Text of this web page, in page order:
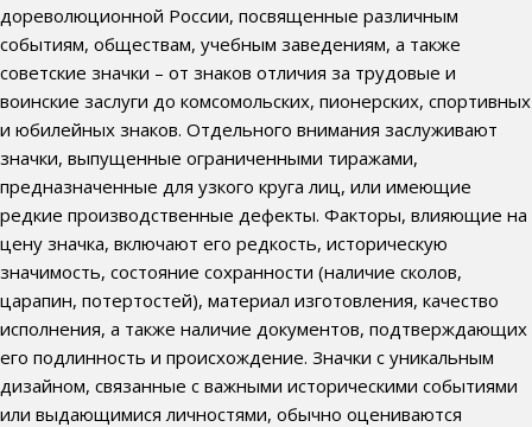
дореволюционной России, посвященные различным
событиям, обществам, учебным заведениям, а также
советские значки – от знаков отличия за трудовые и
воинские заслуги до комсомольских, пионерских, спортивных
и юбилейных знаков. Отдельного внимания заслуживают
значки, выпущенные ограниченными тиражами,
предназначенные для узкого круга лиц, или имеющие
редкие производственные дефекты. Факторы, влияющие на
цену значка, включают его редкость, историческую
значимость, состояние сохранности (наличие сколов,
царапин, потертостей), материал изготовления, качество
исполнения, а также наличие документов, подтверждающих
его подлинность и происхождение. Значки с уникальным
дизайном, связанные с важными историческими событиями
или выдающимися личностями, обычно оцениваются